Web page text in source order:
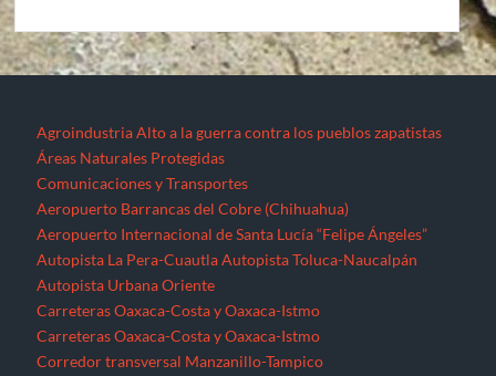
Agroindustria Alto a la guerra contra los pueblos zapatistas
Áreas Naturales Protegidas
Comunicaciones y Transportes
Aeropuerto Barrancas del Cobre (Chihuahua)
Aeropuerto Internacional de Santa Lucía “Felipe Ángeles”
Autopista La Pera-Cuautla Autopista Toluca-Naucalpán
Autopista Urbana Oriente
Carreteras Oaxaca-Costa y Oaxaca-Istmo
Carreteras Oaxaca-Costa y Oaxaca-Istmo
Corredor transversal Manzanillo-Tampico